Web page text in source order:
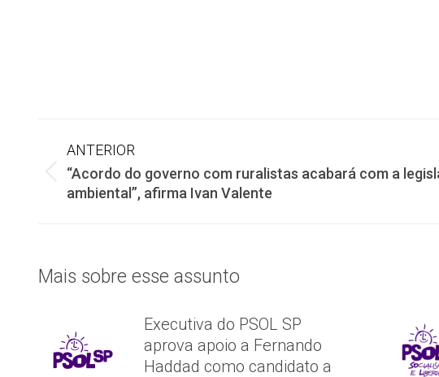
Navegação
de
ANTERIOR
Post
anterior:
“Acordo do governo com ruralistas acabará com a
ambiental”, afirma Ivan Valente
Mais sobre esse assunto
Executiva do PSOL SP
aprova apoio a Fernando
Haddad como candidato a